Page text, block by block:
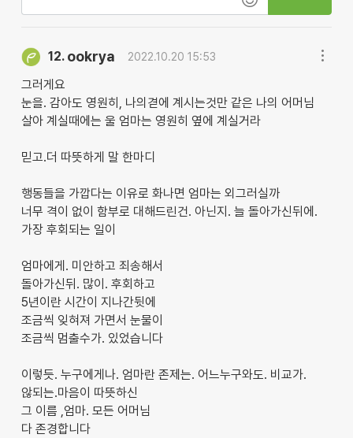
12. ookrya 2022.10.20 15:53
그러게요
눈을. 감아도 영원히, 나의겯에 계시는것만 같은 나의 어머님
살아 계실때에는 울 엄마는 영원히 옆에 계실거라
믿고.더 따뜻하게 말 한마디
행동들을 가깝다는 이유로 화나면 엄마는 외그러실까
너무 격이 없이 함부로 대해드린건. 아닌지. 늘 돌아가신뒤에.
가장 후회되는 일이
엄마에게. 미안하고 죄송해서
돌아가신뒤. 많이. 후회하고
5년이란 시간이 지나간뒷에
조금씩 잊혀져 가면서 눈물이
조금씩 멈출수가. 있었습니다
이렇듯. 누구에게나. 엄마란 존제는. 어느누구와도. 비교가.
않되는.마음이 따뜻하신
그 이름 ,엄마. 모든 어머님
다 존경합니다